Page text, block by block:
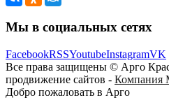
Мы в социальных сетях
FacebookRSSYoutubeInstagramVK
Все права защищены © Арго
продвижение сайтов - Компания
Добро пожаловать в Арго